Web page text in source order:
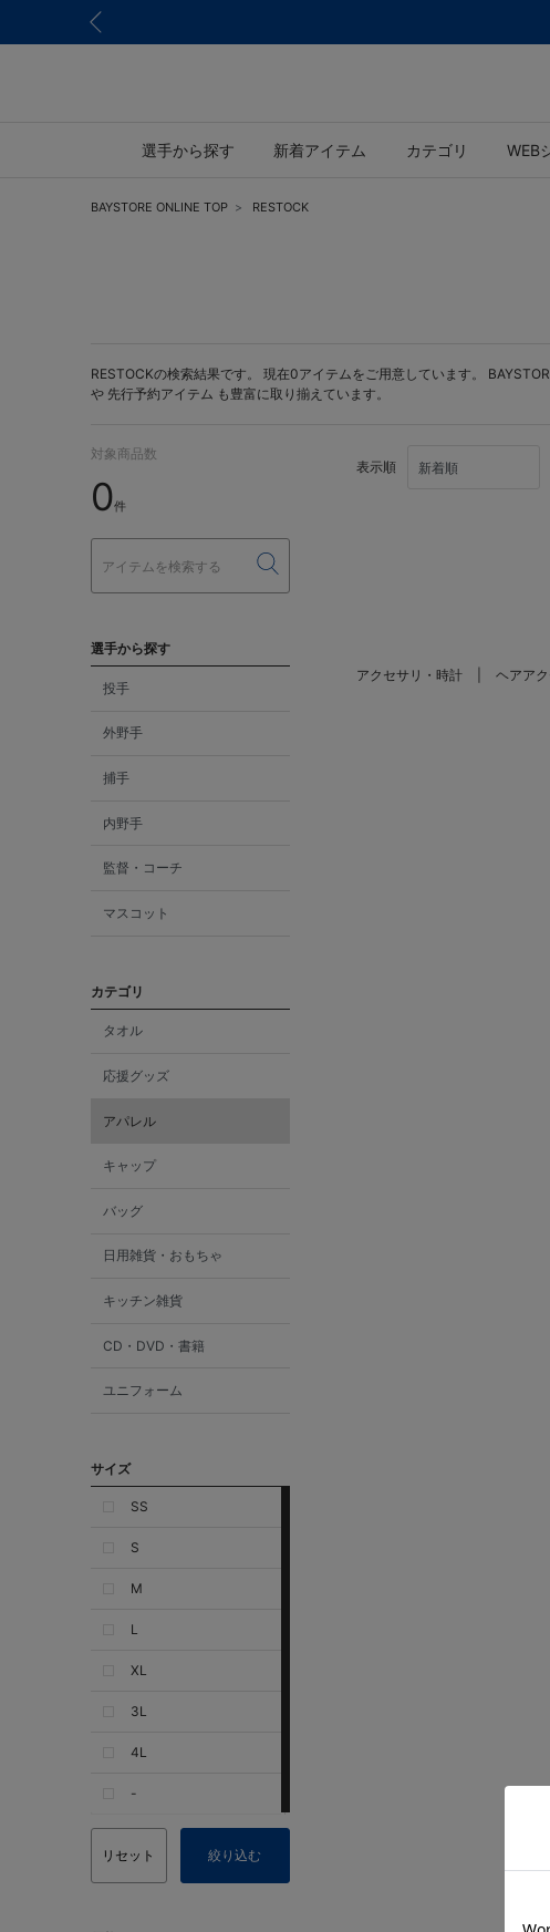
選手から探す 新着アイテム カテゴリ WEB
BAYSTORE ONLINE TOP RESTOCK
RESTOCKの検索結果です。 現在0アイテムをご用意しています。
や 先行予約アイテム も豊富に取り揃えています。
対象商品数
0件
選手から探す
投手
外野手
捕手
内野手
監督・コーチ
マスコット
カテゴリ
タオル
応援グッズ
アパレル
キャップ
バッグ
日用雑貨・おもちゃ
キッチン雑貨
CD・DVD・書籍
ユニフォーム
サイズ
SS
S
M
L
XL
3L
4L
-
リセット 絞り込む
表示順
アクセサリ・時計 ヘアア